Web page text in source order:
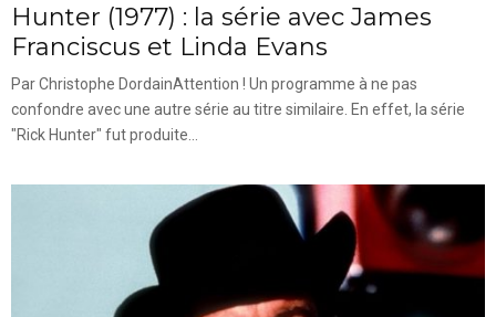
Hunter (1977) : la série avec James
Franciscus et Linda Evans
Par Christophe DordainAttention ! Un programme à ne pas
confondre avec une autre série au titre similaire. En effet, la série
"Rick Hunter" fut produite...